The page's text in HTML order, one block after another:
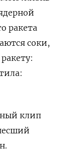
ракета
соки,
клип